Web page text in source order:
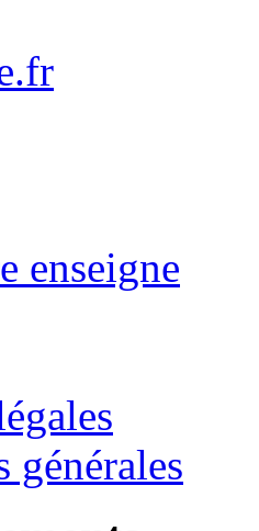
enseigne
générales